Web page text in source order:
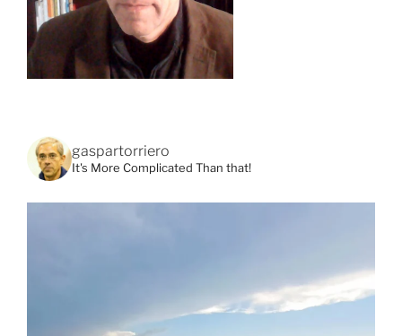
gaspartorriero
It's More Complicated Than that!